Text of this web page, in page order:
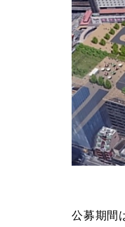
公募期間